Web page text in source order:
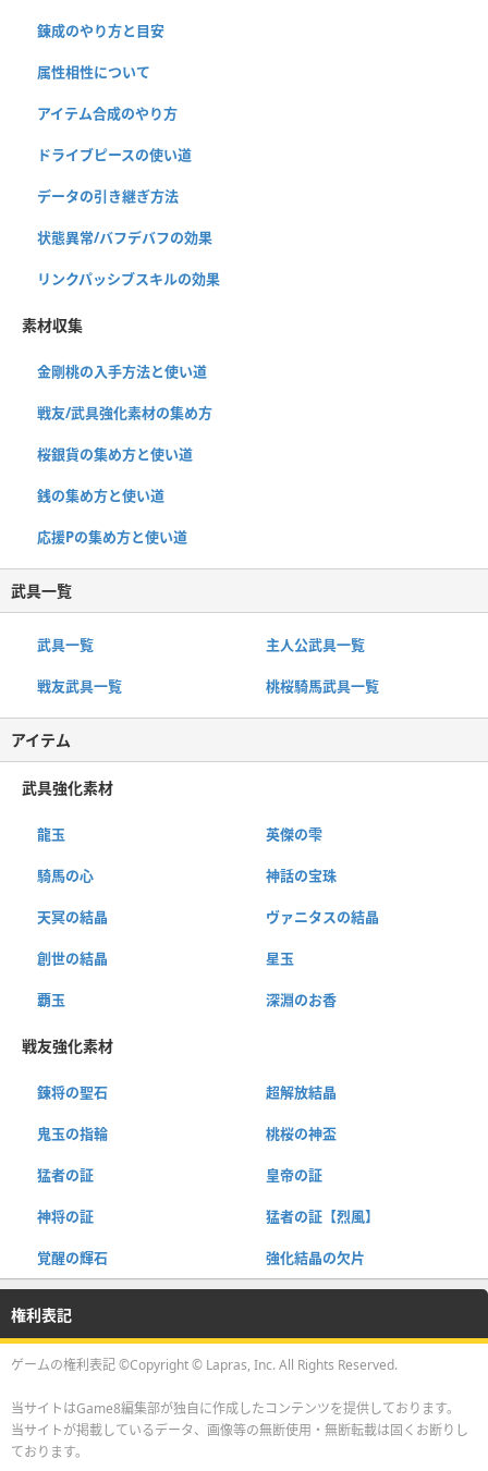
錬成のやり方と目安
属性相性について
アイテム合成のやり方
ドライブピースの使い道
データの引き継ぎ方法
状態異常/バフデバフの効果
リンクパッシブスキルの効果
素材収集
金剛桃の入手方法と使い道
戦友/武具強化素材の集め方
桜銀貨の集め方と使い道
銭の集め方と使い道
応援Pの集め方と使い道
武具一覧
武具一覧 主人公武具一覧
戦友武具一覧 桃桜騎馬武具一覧
アイテム
武具強化素材
龍玉 英傑の雫
騎馬の心 神話の宝珠
天冥の結晶 ヴァニタスの結晶
創世の結晶 星玉
覇玉 深淵のお香
戦友強化素材
錬将の聖石 超解放結晶
鬼玉の指輪 桃桜の神盃
猛者の証 皇帝の証
神将の証 猛者の証【烈風】
覚醒の輝石 強化結晶の欠片
権利表記
ゲームの権利表記 ©Copyright © Lapras, Inc. All Rights Reserved.
当サイトはGame8編集部が独自に作成したコンテンツを提供しております。
当サイトが掲載しているデータ、画像等の無断使用・無断転載は固くお断りし
ております。